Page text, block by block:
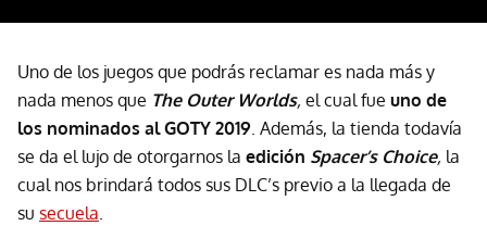
Uno de los juegos que podrás reclamar es nada más y
nada menos que The Outer Worlds, el cual fue uno de
los nominados al GOTY 2019. Además, la tienda todavía
se da el lujo de otorgarnos la edición Spacer’s Choice, la
cual nos brindará todos sus DLC’s previo a la llegada de
su secuela.